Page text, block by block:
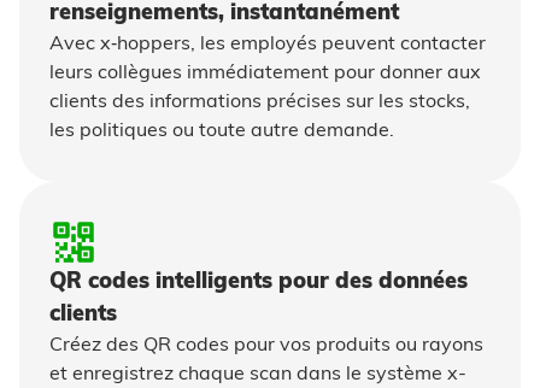
renseignements, instantanément
Avec x‑hoppers, les employés peuvent contacter
leurs collègues immédiatement pour donner aux
clients des informations précises sur les stocks,
les politiques ou toute autre demande.
QR codes intelligents pour des données
clients
Créez des QR codes pour vos produits ou rayons
et enregistrez chaque scan dans le système x-